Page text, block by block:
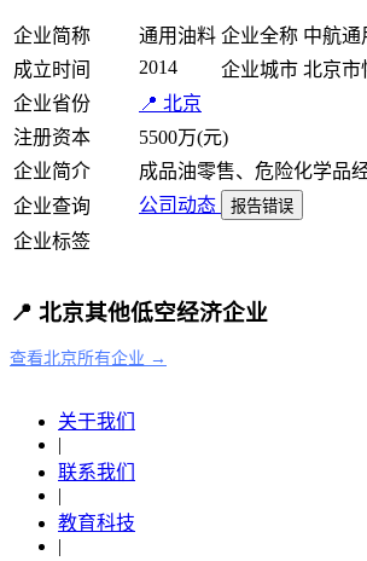
企业简称 通用油料 企业全称 中航通
成立时间
2014 企业城市 北京市
企业省份
📍 北京
注册资本
5500万(元)
企业简介
成品油零售、危险化学品
企业查询
公司动态 报告错误
企业标签
📍 北京其他低空经济企业
查看北京所有企业 →
关于我们
|
联系我们
|
教育科技
|